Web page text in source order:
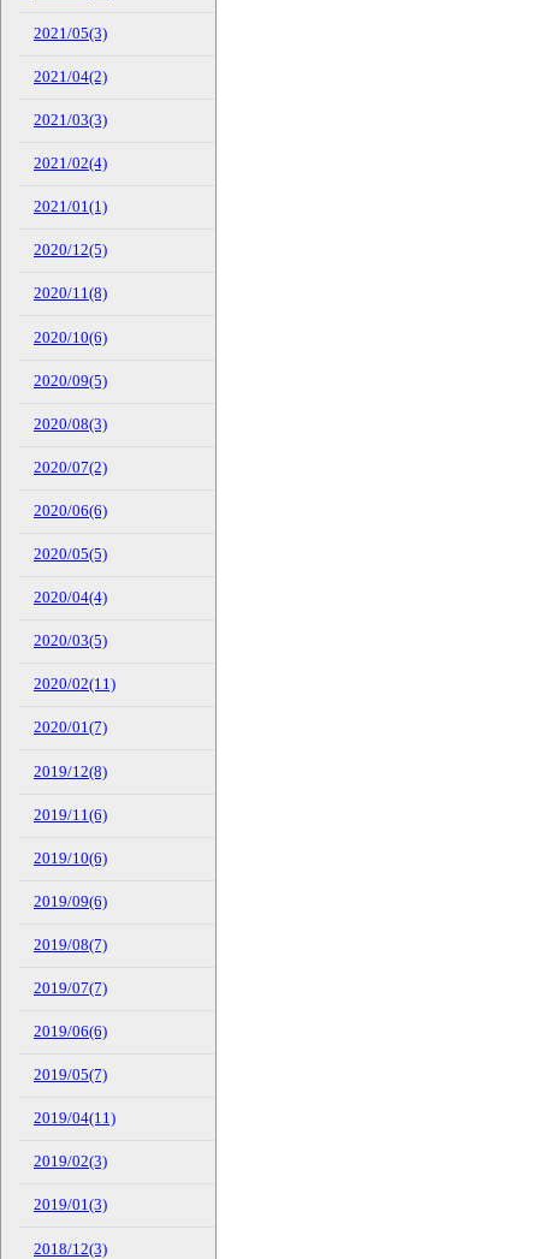
2021/05(3)
2021/04(2)
2021/03(3)
2021/02(4)
2021/01(1)
2020/12(5)
2020/11(8)
2020/10(6)
2020/09(5)
2020/08(3)
2020/07(2)
2020/06(6)
2020/05(5)
2020/04(4)
2020/03(5)
2020/02(11)
2020/01(7)
2019/12(8)
2019/11(6)
2019/10(6)
2019/09(6)
2019/08(7)
2019/07(7)
2019/06(6)
2019/05(7)
2019/04(11)
2019/02(3)
2019/01(3)
2018/12(3)